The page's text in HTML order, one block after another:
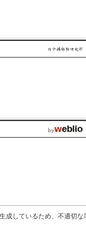
成しているため、不適切な